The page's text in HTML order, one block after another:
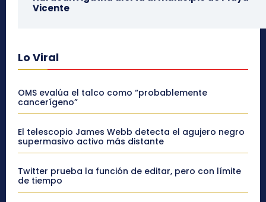
Vicente
Lo Viral
OMS evalúa el talco como “probablemente
cancerígeno”
El telescopio James Webb detecta el agujero negro
supermasivo activo más distante
Twitter prueba la función de editar, pero con límite
de tiempo